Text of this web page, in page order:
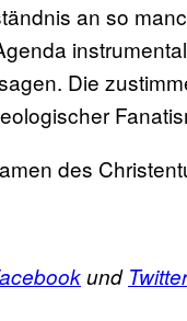
an so
Die
des
und Twitter